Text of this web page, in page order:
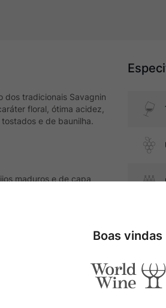
dos tradicionais Savagnin
floral, ótima acidez,
e de baunilha.
maduros e de capa
Boas vindas